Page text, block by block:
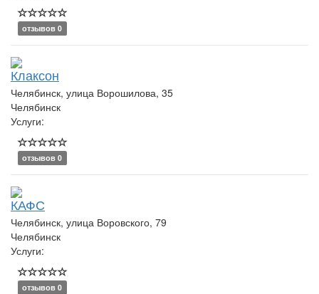
отзывов 0
Клаксон
Челябинск, улица Ворошилова, 35
Челябинск
Услуги:
отзывов 0
КАФС
Челябинск, улица Воровского, 79
Челябинск
Услуги:
отзывов 0